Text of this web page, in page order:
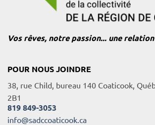
Vos rêves, notre passion... une
POUR NOUS JOINDRE
38, rue Child, bureau 140 Coaticook,
2B1
819 849-3053
info@sadccoaticook.ca